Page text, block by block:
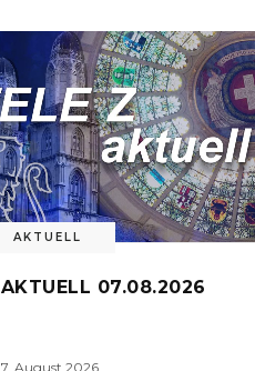
AKTUELL
AKTUELL 07.08.2026
7. August 2026